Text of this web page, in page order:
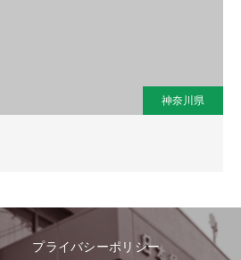
神奈川県
プライバシーポリシー